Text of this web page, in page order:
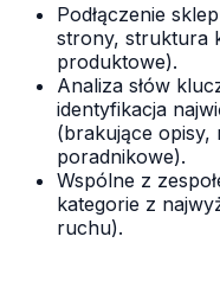
Podłączenie
strony, struktura
produktowe).
Analiza słów
identyfikacja
(brakujące opisy,
poradnikowe).
Wspólne z
kategorie z
ruchu).